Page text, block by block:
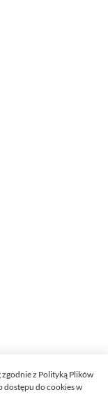
z Polityką Plików
dostępu do cookies w